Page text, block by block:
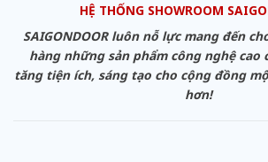
HỆ THỐNG SHOWROOM
SAIGONDOOR luôn nỗ lực mang đến
hàng những sản phẩm công nghệ cao
tăng tiện ích, sáng tạo cho cộng đồng
hơn!